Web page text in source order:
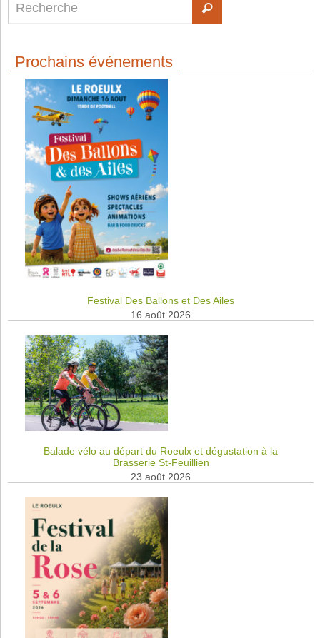
Prochains événements
Festival Des Ballons et Des Ailes
16 août 2026
Balade vélo au départ du Roeulx et dégustation à la
Brasserie St-Feuillien
23 août 2026